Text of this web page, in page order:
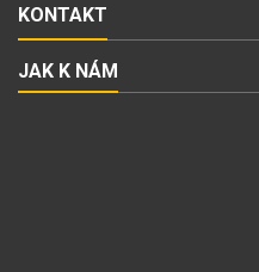
KONTAKT
JAK K NÁM